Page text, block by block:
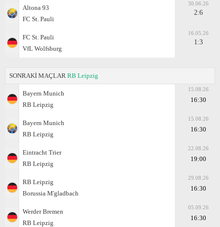
Altona 93
FC St. Pauli
30.06.26
2:6
FC St. Pauli
VfL Wolfsburg
16.05.26
1:3
SONRAKİ MAÇLAR RB Leipzig
Bayern Munich
RB Leipzig
15.08.26
16:30
Bayern Munich
RB Leipzig
15.08.26
16:30
Eintracht Trier
RB Leipzig
22.08.26
19:00
RB Leipzig
Borussia M'gladbach
29.08.26
16:30
Werder Bremen
RB Leipzig
05.09.26
16:30